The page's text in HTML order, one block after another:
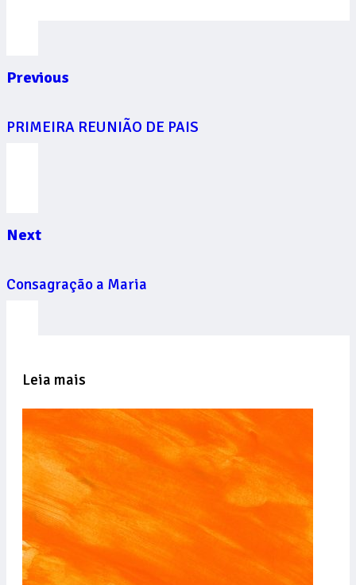
Previous
PRIMEIRA REUNIÃO DE PAIS
Next
Consagração a Maria
Leia mais